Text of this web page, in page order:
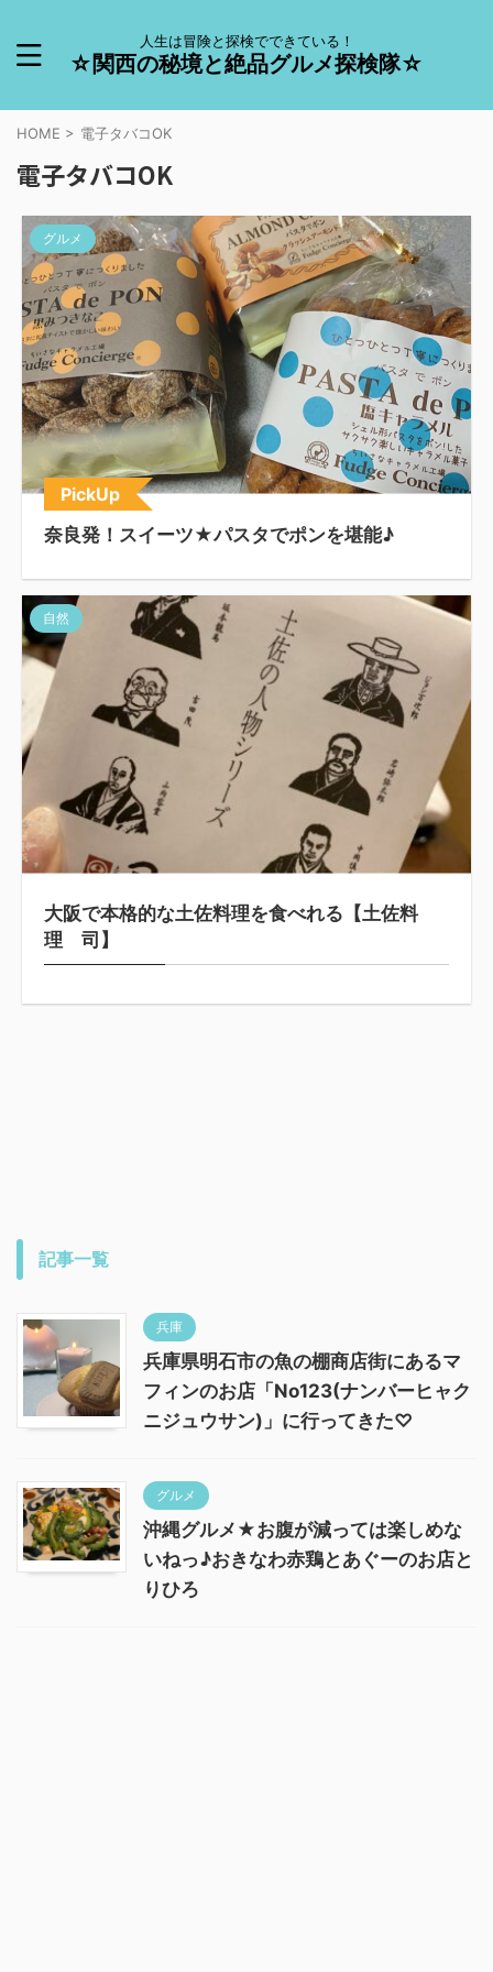
人生は冒険と探検でできている！
☆関西の秘境と絶品グルメ探検隊☆
HOME > 電子タバコOK
電子タバコOK
グルメ
PickUp
奈良発！スイーツ★パスタでポンを堪能♪
自然
大阪で本格的な土佐料理を食べれる【土佐料
理 司】
記事一覧
兵庫
兵庫県明石市の魚の棚商店街にあるマ
フィンのお店「No123(ナンバーヒャク
ニジュウサン)」に行ってきた♡
グルメ
沖縄グルメ★お腹が減っては楽しめな
いねっ♪おきなわ赤鶏とあぐーのお店と
りひろ